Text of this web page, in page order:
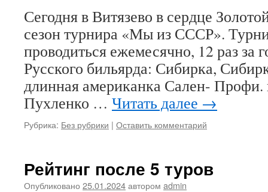
Сегодня в Витязево в сердце
сезон турнира «Мы из СССР».
проводиться ежемесячно, 12 раз за
Русского бильярда: Сибирка,
длинная американка Сален-
Пухленко … Читать далее →
Рубрика: Без рубрики | Оставить комментарий
Рейтинг после 5 туров
Опубликовано 25.01.2024автором admin